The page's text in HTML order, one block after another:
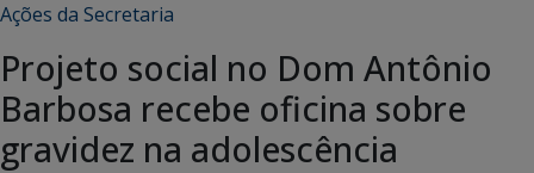
Ações da Secretaria
Projeto social no Dom Antônio
Barbosa recebe oficina sobre
gravidez na adolescência